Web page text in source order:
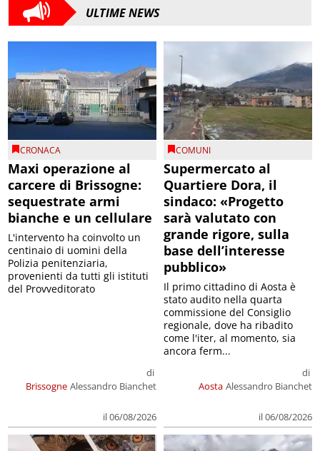
ULTIME NEWS
CRONACA
Maxi operazione al
carcere di Brissogne:
sequestrate armi
bianche e un cellulare
Brissogne
di
Alessandro Bianchet
il 06/08/2026
L'intervento ha coinvolto un
centinaio di uomini della
Polizia penitenziaria,
provenienti da tutti gli istituti
del Provveditorato
COMUNI
Supermercato al
Quartiere Dora, il
sindaco: «Progetto
sarà valutato con
grande rigore, sulla
base dell’interesse
pubblico»
Aosta
di
Alessandro Bianchet
il 06/08/2026
Il primo cittadino di Aosta è
stato audito nella quarta
commissione del Consiglio
regionale, dove ha ribadito
come l'iter, al momento, sia
ancora ferm...